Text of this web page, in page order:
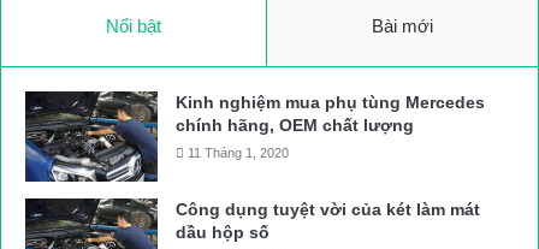
Nổi bật Bài mới
Kinh nghiệm mua phụ tùng Mercedes
chính hãng, OEM chất lượng
11 Tháng 1, 2020
Công dụng tuyệt vời của két làm mát
dầu hộp số